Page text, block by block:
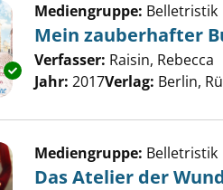
Exemplar-Details von Mein
Mediengruppe: Belletristik
Mein zauberhafter
Verfasser: Raisin, Rebecca
Jahr: 2017Verlag: Berlin,
Mediengruppe: Belletristik
Das Atelier der